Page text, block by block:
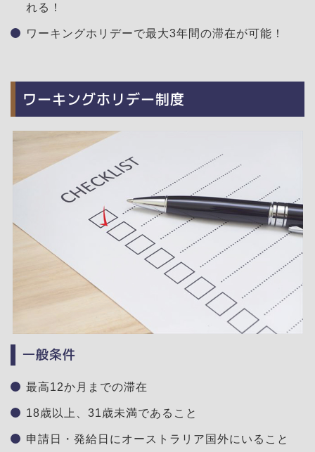
れる！
ワーキングホリデーで最大3年間の滞在が可能！
ワーキングホリデー制度
一般条件
最高12か月までの滞在
18歳以上、31歳未満であること
申請日・発給日にオーストラリア国外にいること